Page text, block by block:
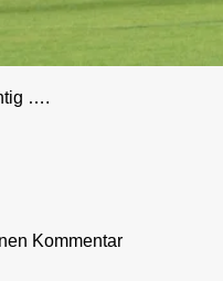
….
Kommentar